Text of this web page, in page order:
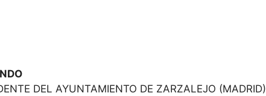
DEL AYUNTAMIENTO DE ZARZALEJO (MADRID)